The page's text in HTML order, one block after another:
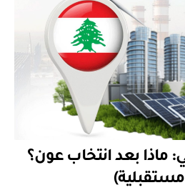
ماذا بعد انتخاب عون؟